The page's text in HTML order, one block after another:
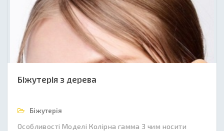
Біжутерія з дерева
Біжутерія
Особливості Моделі Колірна гамма З чим носити